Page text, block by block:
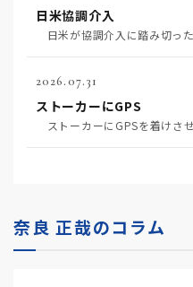
日米協調介入
2026.07.31
ストーカーにGPS
奈良 正哉のコラム